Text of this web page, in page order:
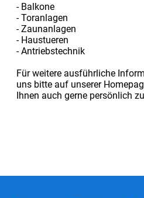
- Balkone
- Toranlagen
- Zaunanlagen
- Haustueren
- Antriebstechnik
Für weitere ausführliche
uns bitte auf unserer
Ihnen auch gerne persönlich